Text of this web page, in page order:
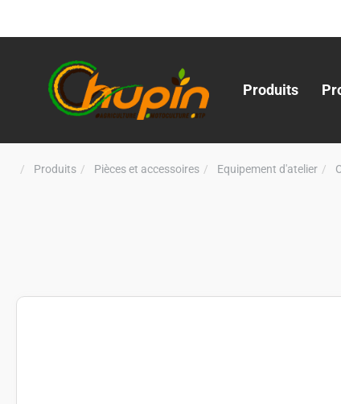
Produits
Produits Pièces et accessoires Equipement d'atelier